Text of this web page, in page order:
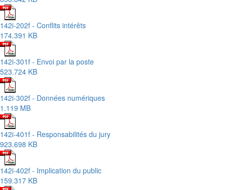
142i-202f - Conflits intérêts
174.391 KB
142i-301f - Envoi par la poste
523.724 KB
142i-302f - Données numériques
1.119 MB
142i-401f - Responsabilités du jury
923.698 KB
142i-402f - Implication du public
159.317 KB